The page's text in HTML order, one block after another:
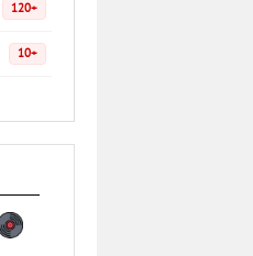
120+
10+